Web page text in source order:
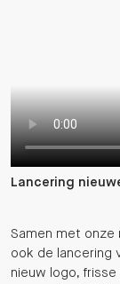
Lancering
Samen met onze
ook de lancering
nieuw logo,